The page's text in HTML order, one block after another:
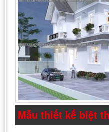
Mẫu thiết kế biệt